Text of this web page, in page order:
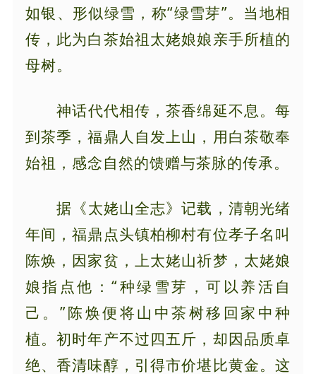
如银、形似绿雪，称“绿雪芽”。当地相
传，此为白茶始祖太姥娘娘亲手所植的
母树。
神话代代相传，茶香绵延不息。每
到茶季，福鼎人自发上山，用白茶敬奉
始祖，感念自然的馈赠与茶脉的传承。
据《太姥山全志》记载，清朝光绪
年间，福鼎点头镇柏柳村有位孝子名叫
陈焕，因家贫，上太姥山祈梦，太姥娘
娘指点他：“种绿雪芽，可以养活自
己。”陈焕便将山中茶树移回家中种
植。初时年产不过四五斤，却因品质卓
绝、香清味醇，引得市价堪比黄金。这